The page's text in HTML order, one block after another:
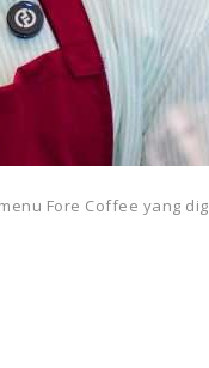
Fore Coffee yang